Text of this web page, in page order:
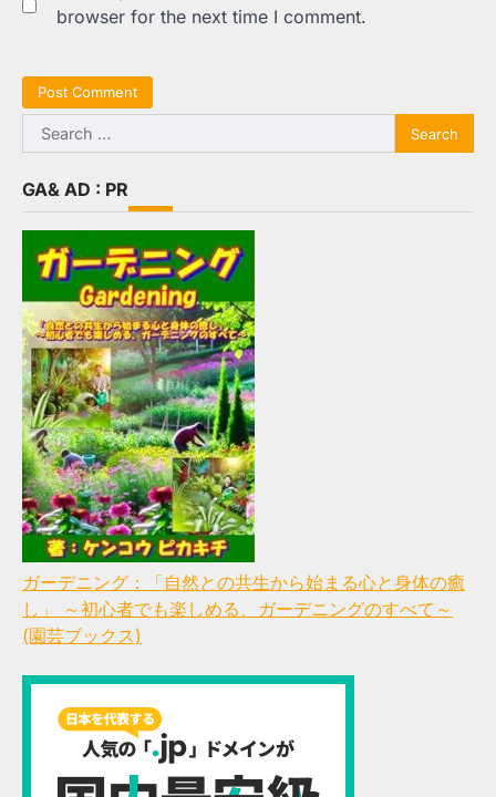
browser for the next time I comment.
Search
for:
GA& AD : PR
ガーデニング：「自然との共生から始まる心と身体の癒
し」 ～初心者でも楽しめる、ガーデニングのすべて～
(園芸ブックス)